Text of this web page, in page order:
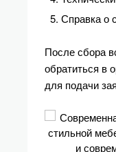
Справка о
После сбора
обратиться в
для подачи